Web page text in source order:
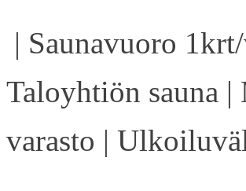
| Saunavuoro
Taloyhtiön sauna |
varasto |